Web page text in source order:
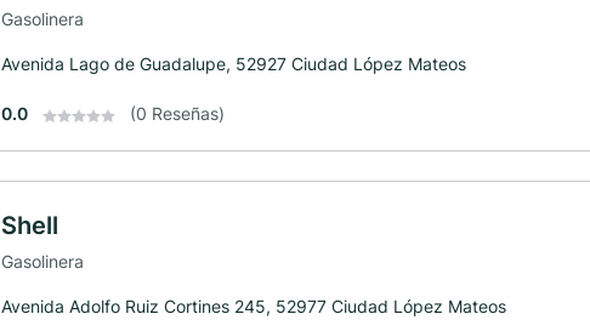
Gasolinera
Avenida Lago de Guadalupe, 52927 Ciudad López Mateos
0.0 (0 Reseñas)
Shell
Gasolinera
Avenida Adolfo Ruiz Cortines 245, 52977 Ciudad López Mateos